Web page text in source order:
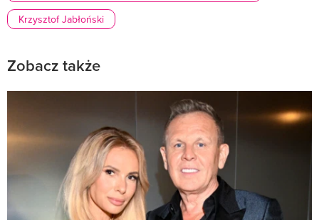
Krzysztof Jabłoński
Zobacz także